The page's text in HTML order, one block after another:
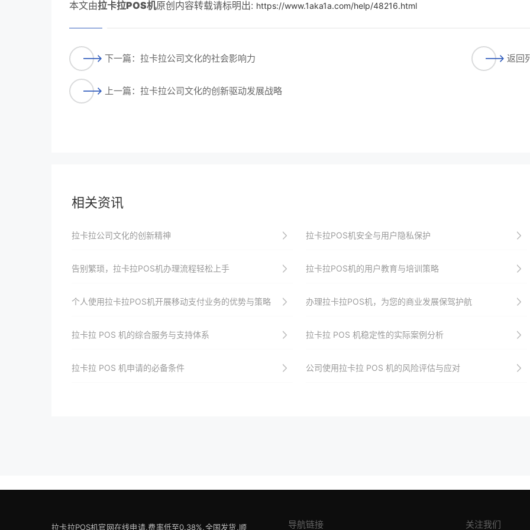
本文由拉卡拉POS机原创内容转载请标明出: https://www.1aka1a.com/help/48216.html
下一篇：拉卡拉公司文化的社会影响力
上一篇：拉卡拉公司文化的创新驱动发展战略
返回
相关资讯
拉卡拉公司文化的创新精神 拉卡拉POS机安全与用户隐私保护
告别繁琐，拉卡拉POS机办理流程轻松上手 拉卡拉POS机的用户教育与培训策略
个人使用拉卡拉POS机开展移动支付业务的优势与策略 办理拉卡拉POS机，为您的商业发展保驾护航
拉卡拉 POS 机的综合服务与支持体系 拉卡拉 POS 机稳定性的实际案例分析
拉卡拉 POS 机申请的必备条件 公司使用拉卡拉 POS 机的风险评估与应对
拉卡拉POS机官网在线申请,费率低至0.38%,全国发货,顺 导航链接 关注我们